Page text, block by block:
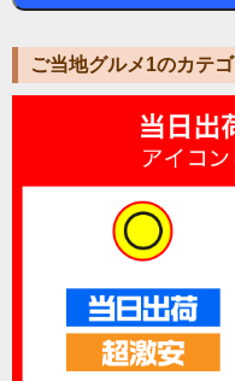
ご当地グルメ1のカテ